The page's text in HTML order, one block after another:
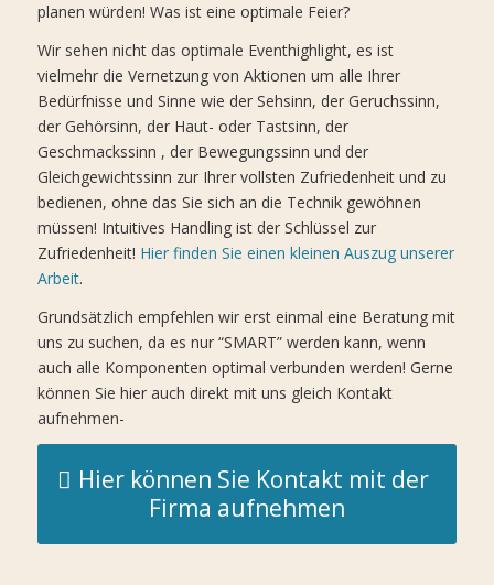
planen würden! Was ist eine optimale Feier?
Wir sehen nicht das optimale Eventhighlight, es ist
vielmehr die Vernetzung von Aktionen um alle Ihrer
Bedürfnisse und Sinne wie der Sehsinn, der Geruchssinn,
der Gehörsinn, der Haut- oder Tastsinn, der
Geschmackssinn , der Bewegungssinn und der
Gleichgewichtssinn zur Ihrer vollsten Zufriedenheit und zu
bedienen, ohne das Sie sich an die Technik gewöhnen
müssen! Intuitives Handling ist der Schlüssel zur
Zufriedenheit! Hier finden Sie einen kleinen Auszug unserer
Arbeit.
Grundsätzlich empfehlen wir erst einmal eine Beratung mit
uns zu suchen, da es nur “SMART” werden kann, wenn
auch alle Komponenten optimal verbunden werden! Gerne
können Sie hier auch direkt mit uns gleich Kontakt
aufnehmen-
Hier können Sie Kontakt mit der
Firma aufnehmen